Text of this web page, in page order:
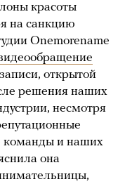
красоты
на санкцию
Onemorename
открытой
решения наших
несмотря
команды и наших
она